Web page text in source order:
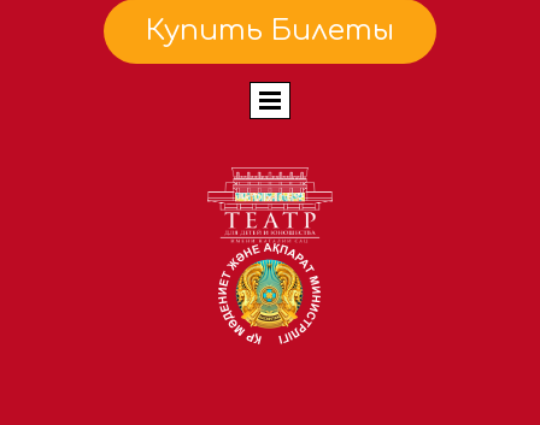
Купить Билеты